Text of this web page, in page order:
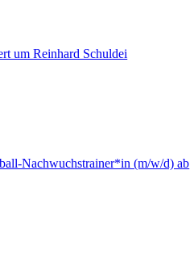
um Reinhard Schuldei
Nachwuchstrainer*in (m/w/d) ab